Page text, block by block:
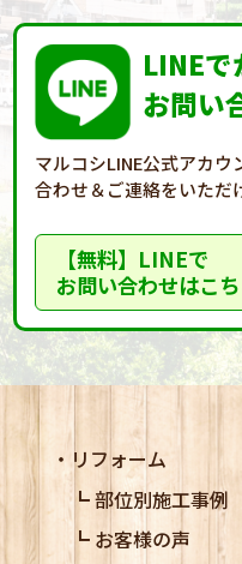
LINEで
お問い
マルコシLINE公式アカ
合わせ＆ご連絡をいただ
【無料】LINEで
お問い合わせはこ
リフォーム
部位別施工事例
お客様の声